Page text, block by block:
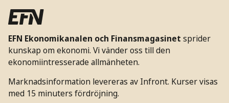
EFN Ekonomikanalen och Finansmagasinet sprider
kunskap om ekonomi. Vi vänder oss till den
ekonomiintresserade allmänheten.
Marknadsinformation levereras av Infront. Kurser visas
med 15 minuters fördröjning.